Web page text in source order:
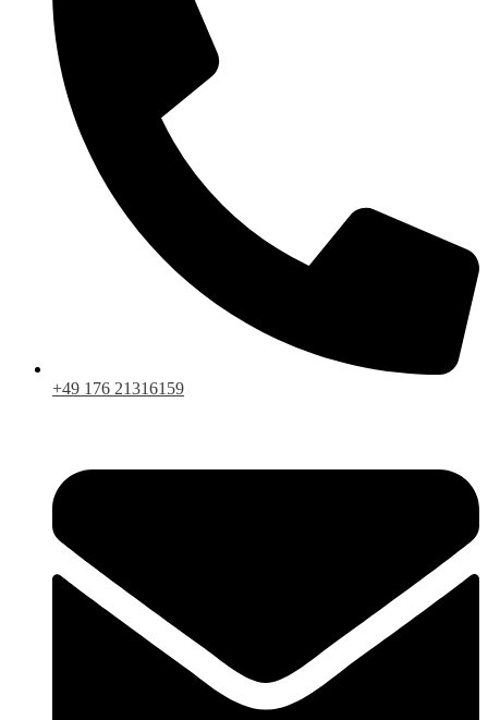
+49 176 21316159